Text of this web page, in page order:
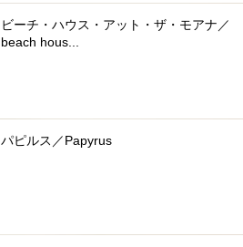
ビーチ・ハウス・アット・ザ・モアナ／
beach hous...
パピルス／Papyrus